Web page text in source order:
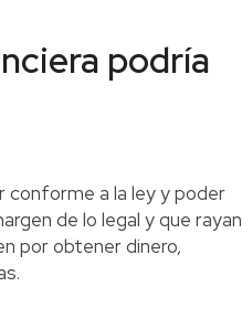
podría
conforme a la ley y poder
de lo legal y que rayan
por obtener dinero,